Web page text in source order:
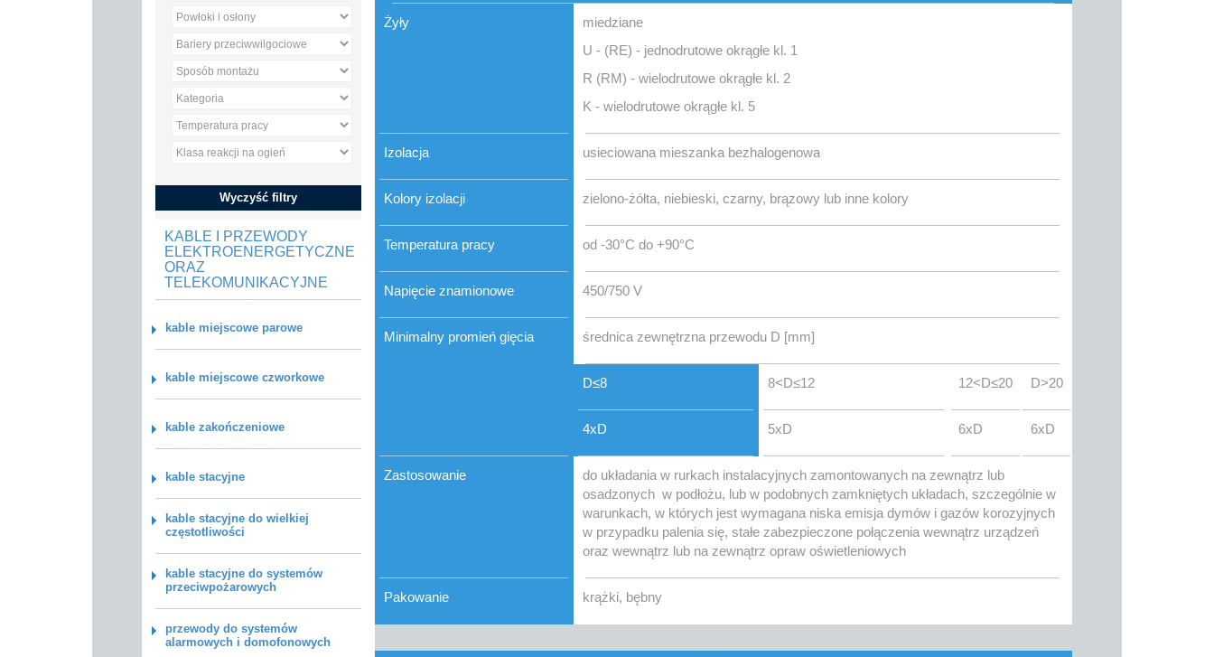
Wyczyść filtry
KABLE I PRZEWODY
ELEKTROENERGETYCZNE
ORAZ
TELEKOMUNIKACYJNE
kable miejscowe parowe
kable miejscowe czworkowe
kable zakończeniowe
kable stacyjne
kable stacyjne do wielkiej
częstotliwości
kable stacyjne do systemów
przeciwpożarowych
przewody do systemów
alarmowych i domofonowych
Żyły
miedziane
U - (RE) - jednodrutowe okrągłe kl. 1
R (RM) - wielodrutowe okrągłe kl. 2
K - wielodrutowe okrągłe kl. 5
Izolacja usieciowana mieszanka bezhalogenowa
Kolory izolacji zielono-żółta, niebieski, czarny, brązowy lub inne kolory
Temperatura pracy od -30°C do +90°C
Napięcie znamionowe 450/750 V
Minimalny promień gięcia średnica zewnętrzna przewodu D [mm]
D≤8 8<D≤12 12<D≤20 D>20
4xD 5xD 6xD 6xD
Zastosowanie
do układania w rurkach instalacyjnych zamontowanych na zewnątrz lub
osadzonych w podłożu, lub w podobnych zamkniętych układach, szczególnie w
warunkach, w których jest wymagana niska emisja dymów i gazów korozyjnych
w przypadku palenia się, stałe zabezpieczone połączenia wewnątrz urządzeń
oraz wewnątrz lub na zewnątrz opraw oświetleniowych
Pakowanie krążki, bębny